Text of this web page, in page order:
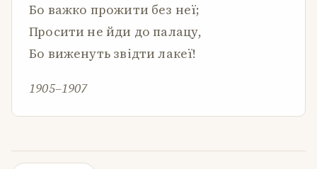
Бо важко прожити без неї;
Просити не йди до палацу,
Бо виженуть звідти лакеї!
1905–1907